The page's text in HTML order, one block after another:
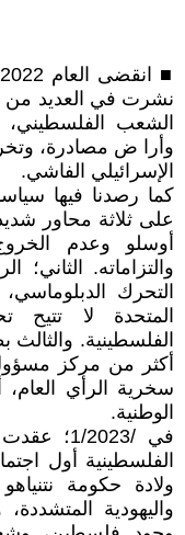
نشرت في العديد من
الشعب
وأرا ض مصادرة،
الإسرائيلي الفاشي.
كما رصدنا فيها
على ثلاثة محاور
أوسلو وعدم
والتزاماته. الثاني؛
التحرك
المتحدة لا تتيح
الفلسطينية.
أكثر من مركز
سخرية الرأي
الوطنية.
في /1/
الفلسطينية أول
ولادة حكومة
واليهودية